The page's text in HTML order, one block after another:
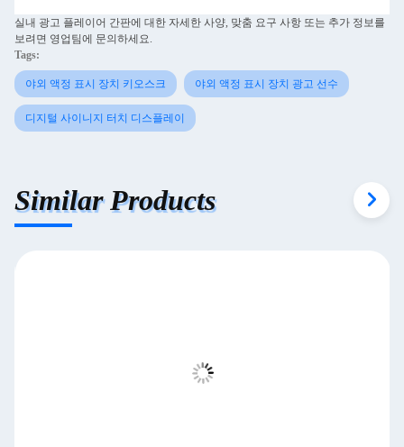
실내 광고 플레이어 간판에 대한 자세한 사양, 맞춤 요구 사항 또는 추가 정보를
보려면 영업팀에 문의하세요.
Tags:
야외 액정 표시 장치 키오스크 야외 액정 표시 장치 광고 선수
디지털 사이니지 터치 디스플레이
Similar Products